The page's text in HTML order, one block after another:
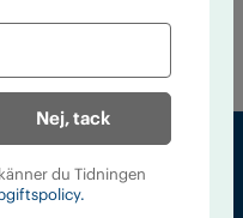
och nykterhet
Nej, tack
du Tidningen